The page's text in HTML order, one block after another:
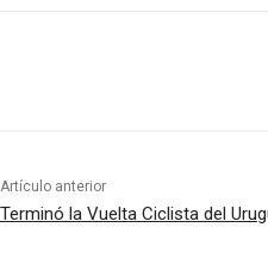
Artículo anterior
Terminó la Vuelta Ciclista del